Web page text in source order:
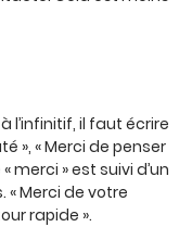
l’infinitif, il faut écrire
», « Merci de penser
merci » est suivi d’un
« Merci de votre
rapide ».